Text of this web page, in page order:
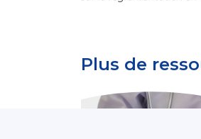
Plus de